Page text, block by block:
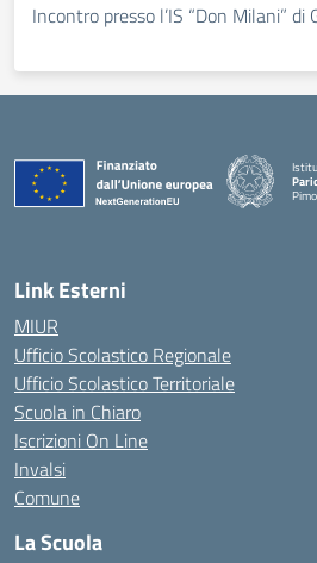
Incontro presso l’IS “Don Milani” di
Link Esterni
MIUR
Ufficio Scolastico Regionale
Ufficio Scolastico Territoriale
Scuola in Chiaro
Iscrizioni On Line
Invalsi
Comune
La Scuola